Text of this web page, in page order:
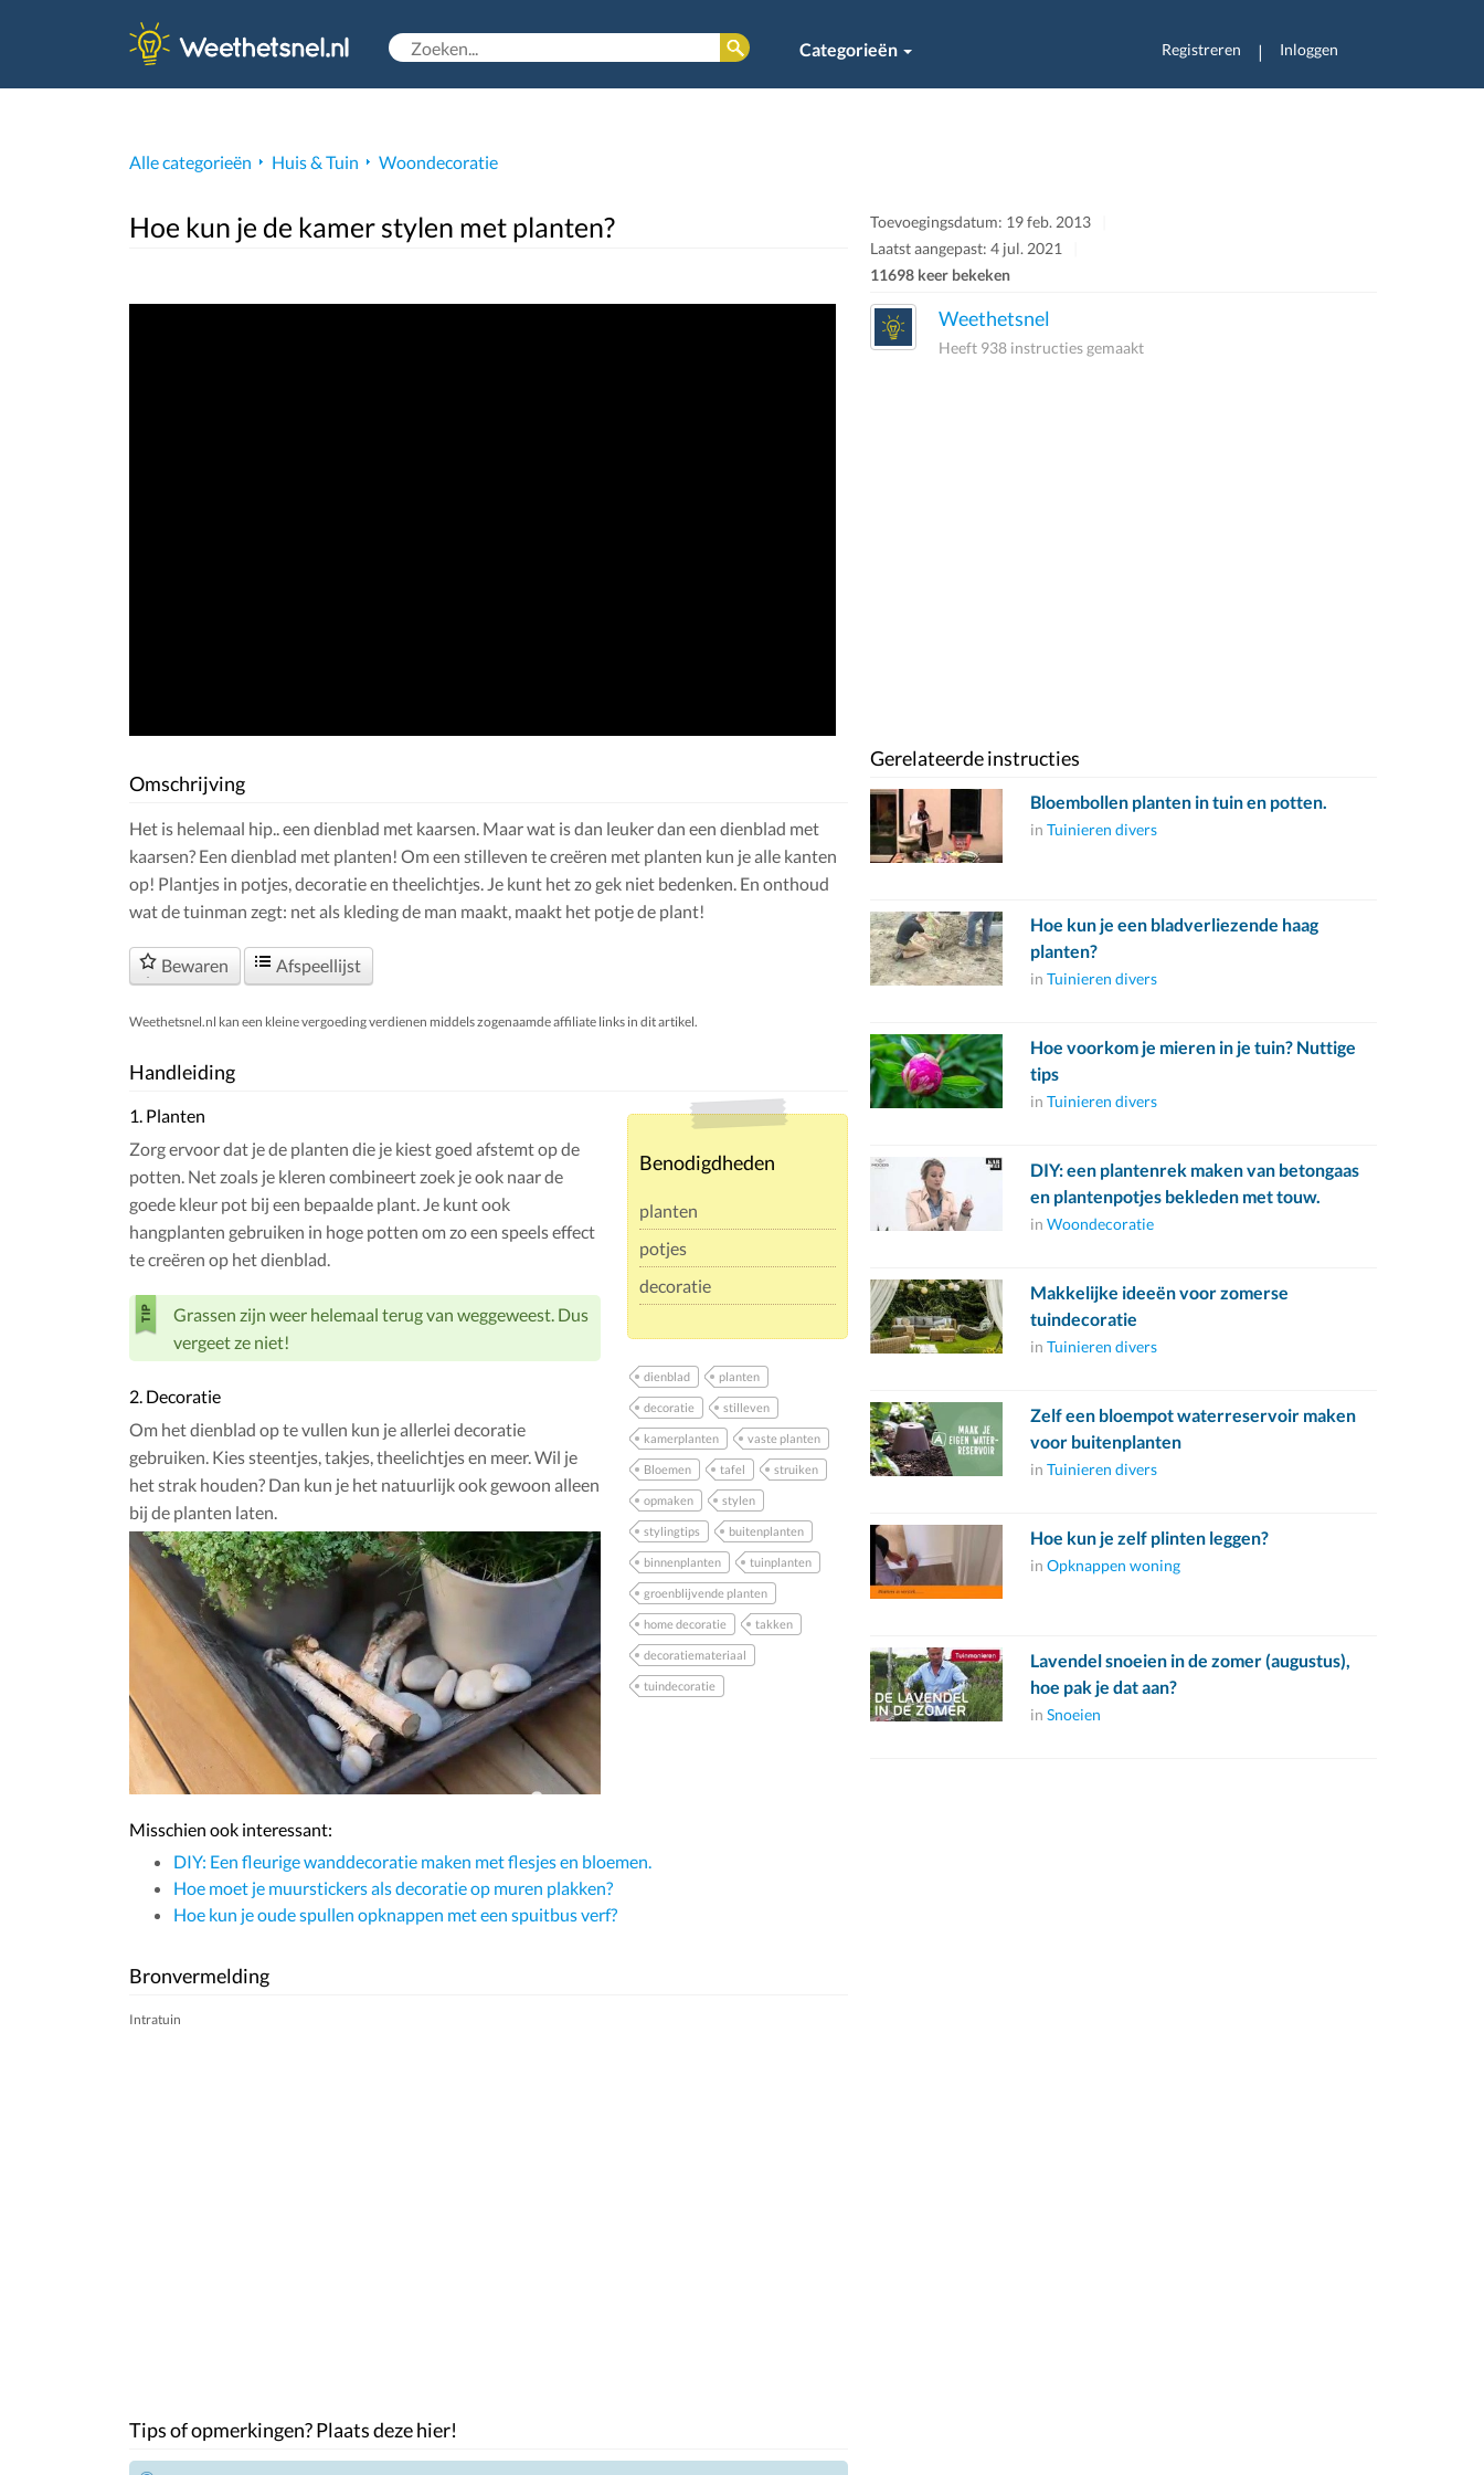
Categorieën Registreren | Inloggen
Alle categorieën Huis & Tuin Woondecoratie
Hoe kun je de kamer stylen met planten?
Toevoegingsdatum: 19 feb. 2013
Laatst aangepast: 4 jul. 2021
11698 keer bekeken
Omschrijving
Het is helemaal hip.. een dienblad met kaarsen. Maar wat is dan leuker dan een dienblad met
kaarsen? Een dienblad met planten! Om een stilleven te creëren met planten kun je alle kanten
op! Plantjes in potjes, decoratie en theelichtjes. Je kunt het zo gek niet bedenken. En onthoud
wat de tuinman zegt: net als kleding de man maakt, maakt het potje de plant!
Bewaren Afspeellijst
Weethetsnel.nl kan een kleine vergoeding verdienen middels zogenaamde affiliate links in dit artikel.
Handleiding
Benodigdheden
planten
potjes
decoratie
dienblad planten
decoratie stilleven
kamerplanten vaste planten
Bloemen tafel struiken
opmaken stylen
stylingtips buitenplanten
binnenplanten tuinplanten
groenblijvende planten
home decoratie takken
decoratiemateriaal
tuindecoratie
1. Planten
Zorg ervoor dat je de planten die je kiest goed afstemt op de
potten. Net zoals je kleren combineert zoek je ook naar de
goede kleur pot bij een bepaalde plant. Je kunt ook
hangplanten gebruiken in hoge potten om zo een speels effect
te creëren op het dienblad.
Grassen zijn weer helemaal terug van weggeweest. Dus
vergeet ze niet!
2. Decoratie
Om het dienblad op te vullen kun je allerlei decoratie
gebruiken. Kies steentjes, takjes, theelichtjes en meer. Wil je
het strak houden? Dan kun je het natuurlijk ook gewoon alleen
bij de planten laten.
Misschien ook interessant:
DIY: Een fleurige wanddecoratie maken met flesjes en bloemen.
Hoe moet je muurstickers als decoratie op muren plakken?
Hoe kun je oude spullen opknappen met een spuitbus verf?
Bronvermelding
Intratuin
Tips of opmerkingen? Plaats deze hier!
Weethetsnel
Heeft 938 instructies gemaakt
Gerelateerde instructies
Bloembollen planten in tuin en potten.
in Tuinieren divers
Hoe kun je een bladverliezende haag
planten?
in Tuinieren divers
Hoe voorkom je mieren in je tuin? Nuttige
tips
in Tuinieren divers
DIY: een plantenrek maken van betongaas
en plantenpotjes bekleden met touw.
in Woondecoratie
Makkelijke ideeën voor zomerse
tuindecoratie
in Tuinieren divers
Zelf een bloempot waterreservoir maken
voor buitenplanten
in Tuinieren divers
Hoe kun je zelf plinten leggen?
in Opknappen woning
Lavendel snoeien in de zomer (augustus),
hoe pak je dat aan?
in Snoeien